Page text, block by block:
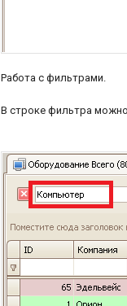
Работа с фильтрами.
В строке фильтра